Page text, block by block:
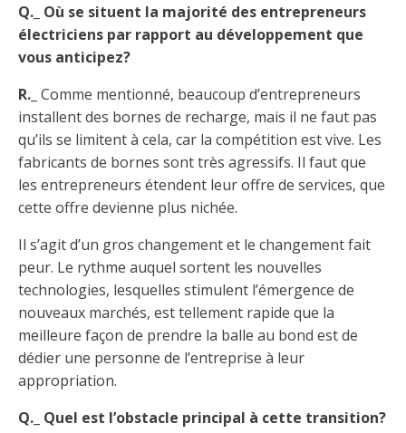
Q._ Où se situent la majorité des entrepreneurs
électriciens par rapport au développement que
vous anticipez?
R._ Comme mentionné, beaucoup d’entrepreneurs
installent des bornes de recharge, mais il ne faut pas
qu’ils se limitent à cela, car la compétition est vive. Les
fabricants de bornes sont très agressifs. Il faut que
les entrepreneurs étendent leur offre de services, que
cette offre devienne plus nichée.
Il s’agit d’un gros changement et le changement fait
peur. Le rythme auquel sortent les nouvelles
technologies, lesquelles stimulent l’émergence de
nouveaux marchés, est tellement rapide que la
meilleure façon de prendre la balle au bond est de
dédier une personne de l’entreprise à leur
appropriation.
Q._ Quel est l’obstacle principal à cette transition?